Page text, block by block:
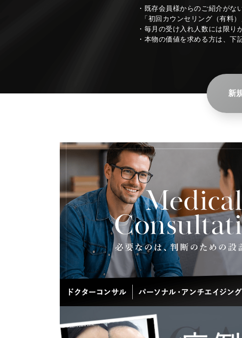
・既存会員様からのご紹介が
「初回カウンセリング（有料
・毎月の受け入れ人数には限り
・本物の価値を求める方は、下
新